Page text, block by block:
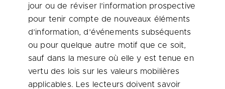
jour ou de réviser l’information prospective
pour tenir compte de nouveaux éléments
d’information, d’événements subséquents
ou pour quelque autre motif que ce soit,
sauf dans la mesure où elle y est tenue en
vertu des lois sur les valeurs mobilières
applicables. Les lecteurs doivent savoir